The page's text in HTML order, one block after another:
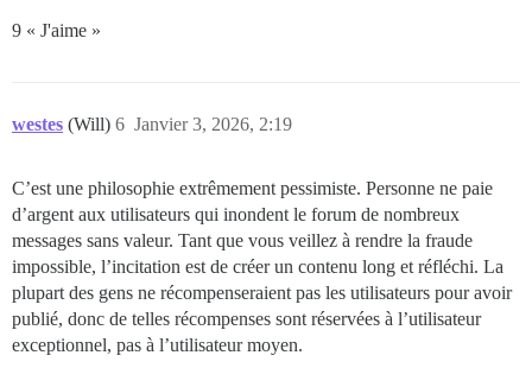
9 « J'aime »
westes (Will) Janvier 3, 2026, 2:19
6
C’est une philosophie extrêmement pessimiste. Personne ne paie
d’argent aux utilisateurs qui inondent le forum de nombreux
messages sans valeur. Tant que vous veillez à rendre la fraude
impossible, l’incitation est de créer un contenu long et réfléchi. La
plupart des gens ne récompenseraient pas les utilisateurs pour avoir
publié, donc de telles récompenses sont réservées à l’utilisateur
exceptionnel, pas à l’utilisateur moyen.